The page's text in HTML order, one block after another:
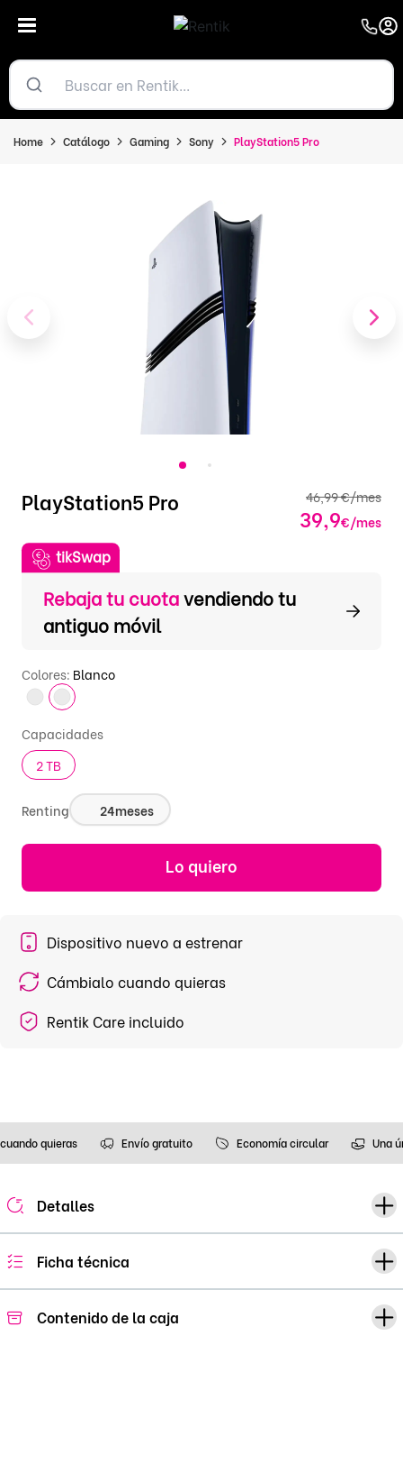
Home Catálogo Gaming Sony PlayStation5 Pro
PlayStation5 Pro 46,99 €/mes
39,9€/mes
tikSwap
Rebaja tu cuotavendiendo tu
antiguo móvil
Colores: Blanco
Capacidades
2 TB
Renting 24meses
Lo quiero
Dispositivo nuevo a estrenar
Cámbialo cuando quieras
Rentik Care incluido
quieras Envío gratuito Economía circular Una
Detalles
Ficha técnica
Contenido de la caja